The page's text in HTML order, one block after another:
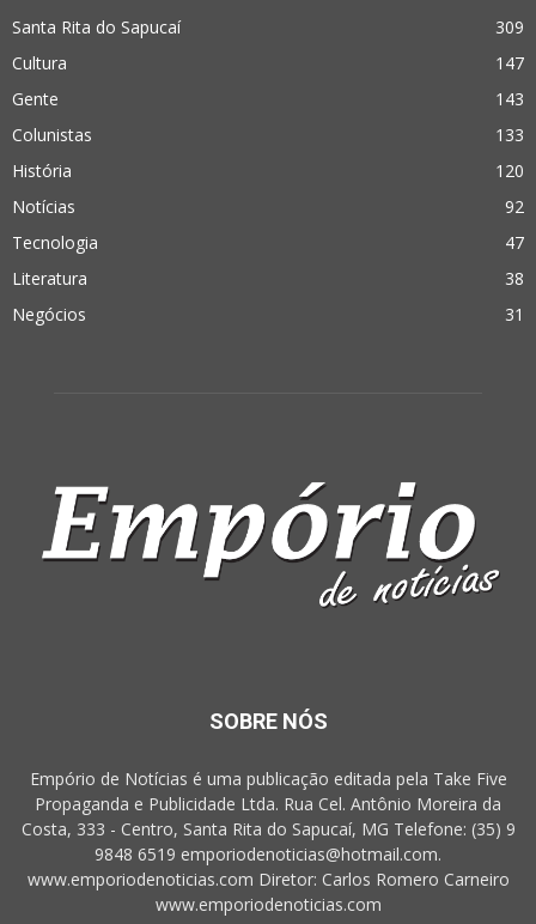
Santa Rita do Sapucaí
309
Cultura
147
Gente
143
Colunistas
133
História
120
Notícias
92
Tecnologia
47
Literatura
38
Negócios
31
SOBRE NÓS
Empório de Notícias é uma publicação editada pela Take Five
Propaganda e Publicidade Ltda. Rua Cel. Antônio Moreira da
Costa, 333 - Centro, Santa Rita do Sapucaí, MG Telefone: (35) 9
9848 6519 emporiodenoticias@hotmail.com.
www.emporiodenoticias.com Diretor: Carlos Romero Carneiro
www.emporiodenoticias.com